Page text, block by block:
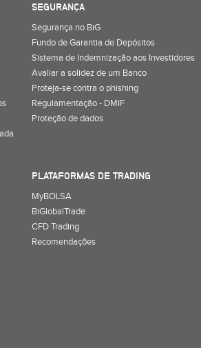
SEGURANÇA
Segurança no BiG
Fundo de Garantia de Depósitos
Sistema de Indemnização aos Investidores
Avaliar a solidez de um Banco
Proteja-se contra o phishing
Regulamentação - DMIF
Proteção de dados
PLATAFORMAS DE TRADING
MyBOLSA
BiGlobalTrade
CFD Trading
Recomendações